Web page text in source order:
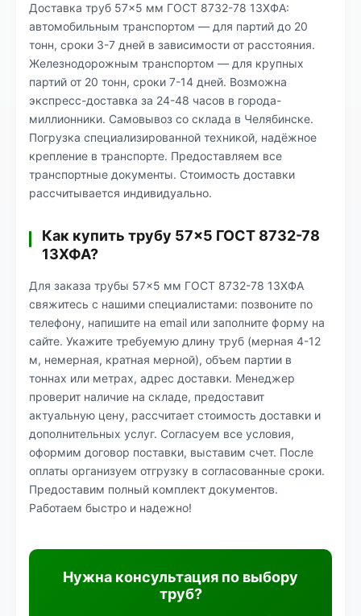
Доставка труб 57×5 мм ГОСТ 8732-78 13ХФА:
автомобильным транспортом — для партий до 20
тонн, сроки 3-7 дней в зависимости от расстояния.
Железнодорожным транспортом — для крупных
партий от 20 тонн, сроки 7-14 дней. Возможна
экспресс-доставка за 24-48 часов в города-
миллионники. Самовывоз со склада в Челябинске.
Погрузка специализированной техникой, надёжное
крепление в транспорте. Предоставляем все
транспортные документы. Стоимость доставки
рассчитывается индивидуально.
Как купить трубу 57×5 ГОСТ 8732-78
13ХФА?
Для заказа трубы 57×5 мм ГОСТ 8732-78 13ХФА
свяжитесь с нашими специалистами: позвоните по
телефону, напишите на email или заполните форму на
сайте. Укажите требуемую длину труб (мерная 4-12
м, немерная, кратная мерной), объем партии в
тоннах или метрах, адрес доставки. Менеджер
проверит наличие на складе, предоставит
актуальную цену, рассчитает стоимость доставки и
дополнительных услуг. Согласуем все условия,
оформим договор поставки, выставим счет. После
оплаты организуем отгрузку в согласованные сроки.
Предоставим полный комплект документов.
Работаем быстро и надежно!
Нужна консультация по выбору
труб?